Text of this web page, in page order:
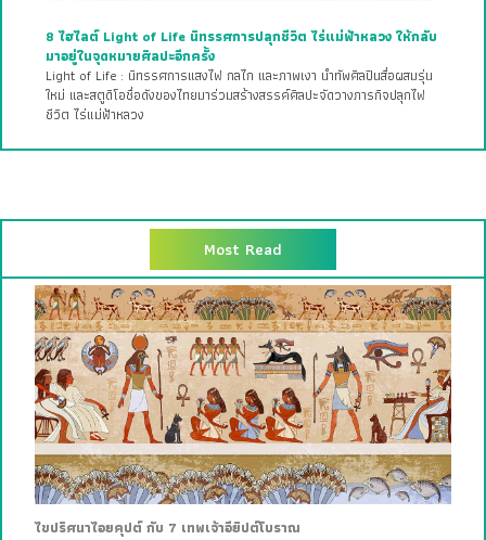
8 ไฮไลต์ Light of Life นิทรรศการปลุกชีวิต ไร่แม่ฟ้าหลวง ให้กลับ
มาอยู่ในจุดหมายศิลปะอีกครั้ง
Light of Life : นิทรรศการแสงไฟ กลไก และภาพเงา นำทัพศิลปินสื่อผสมรุ่น
ใหม่ และสตูดิโอชื่อดังของไทยมาร่วมสร้างสรรค์ศิลปะจัดวางภารกิจปลุกไฟ
ชีวิต ไร่แม่ฟ้าหลวง
Most Read
ไขปริศนาไอยคุปต์ กับ 7 เทพเจ้าอียิปต์โบราณ